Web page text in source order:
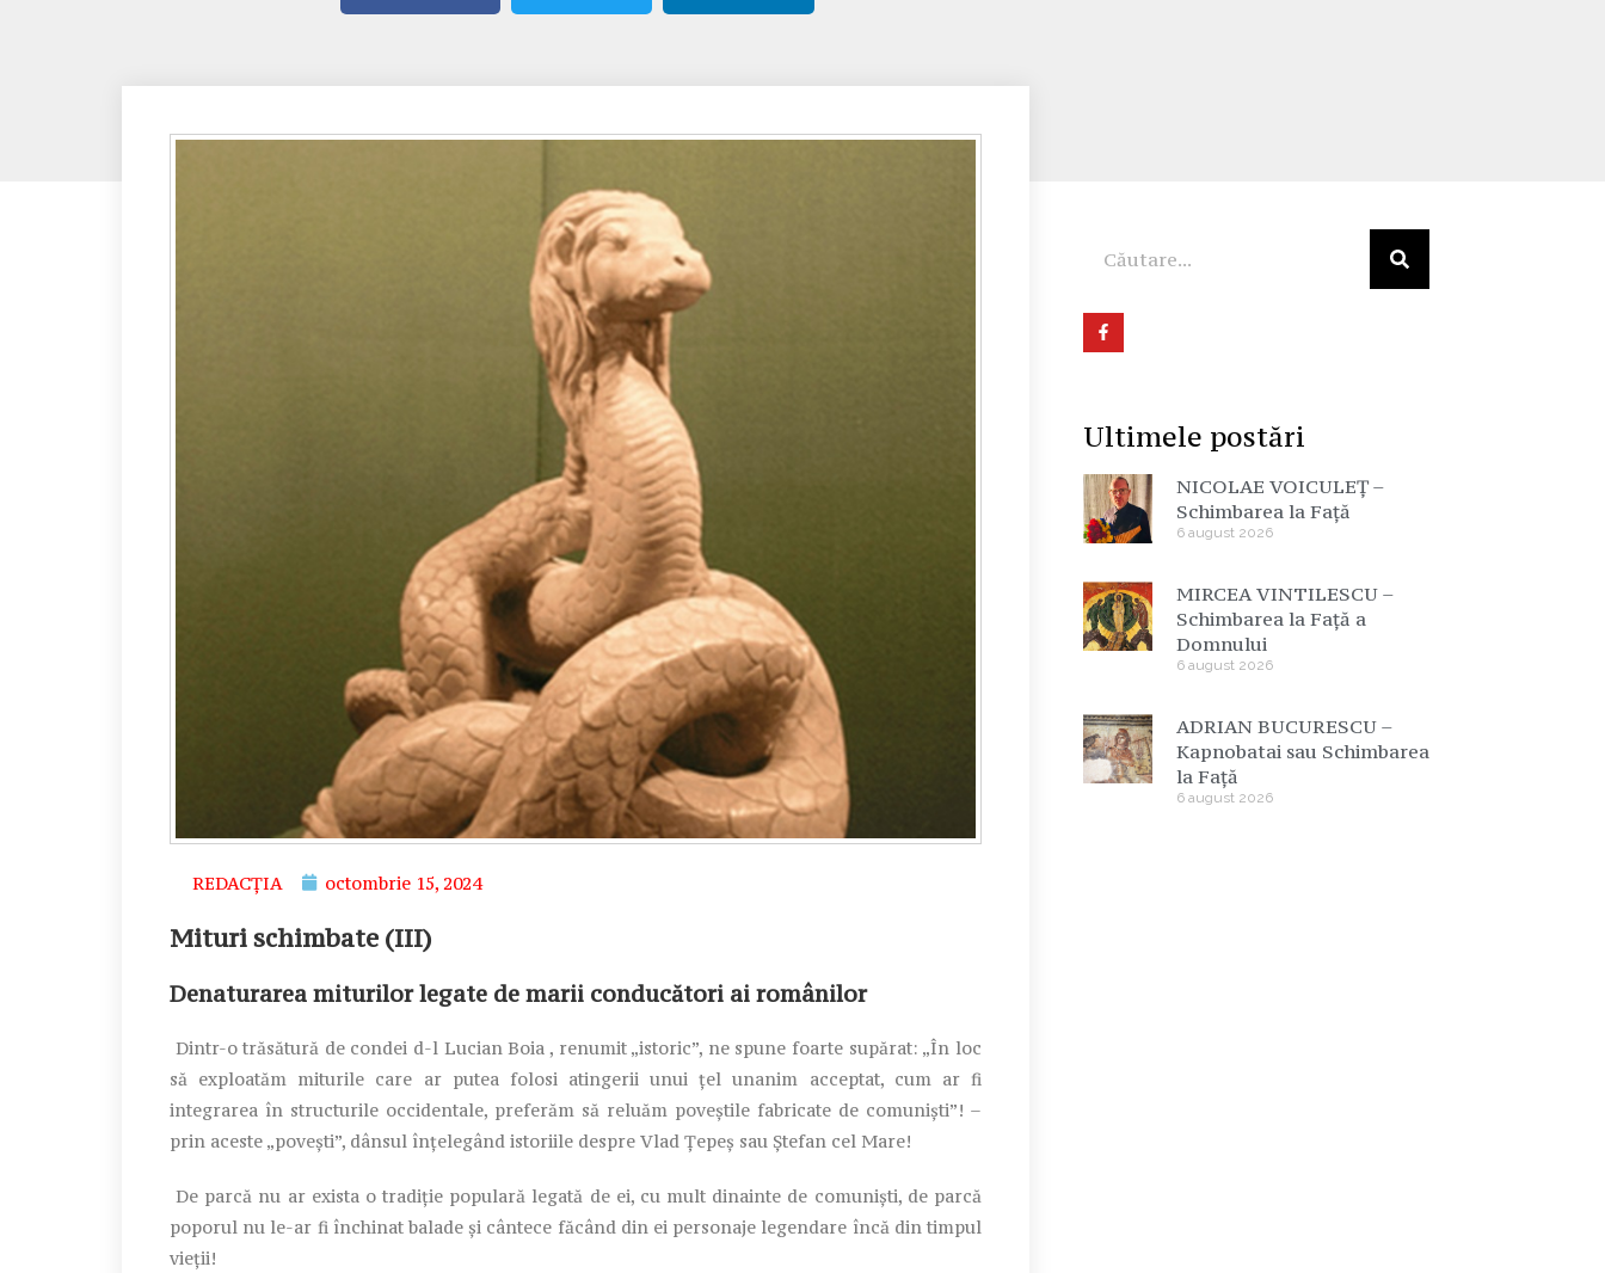
REDACȚIA octombrie 15, 2024
Mituri schimbate (III)
Denaturarea miturilor legate de marii conducători ai românilor
Dintr-o trăsătură de condei d-l Lucian Boia , renumit „istoric”, ne spune foarte supărat: „În loc
să exploatăm miturile care ar putea folosi atingerii unui ţel unanim acceptat, cum ar fi
integrarea în structurile occidentale, preferăm să reluăm poveştile fabricate de comunişti”! –
prin aceste „poveşti”, dânsul înţelegând istoriile despre Vlad Ţepeș sau Ștefan cel Mare!
De parcă nu ar exista o tradiţie populară legată de ei, cu mult dinainte de comunişti, de parcă
poporul nu le-ar fi închinat balade şi cântece făcând din ei personaje legendare încă din timpul
vieţii!
Ultimele postări
NICOLAE VOICULEȚ –
Schimbarea la Față
6 august 2026
MIRCEA VINTILESCU –
Schimbarea la Față a
Domnului
6 august 2026
ADRIAN BUCURESCU –
Kapnobatai sau Schimbarea
la Față
6 august 2026